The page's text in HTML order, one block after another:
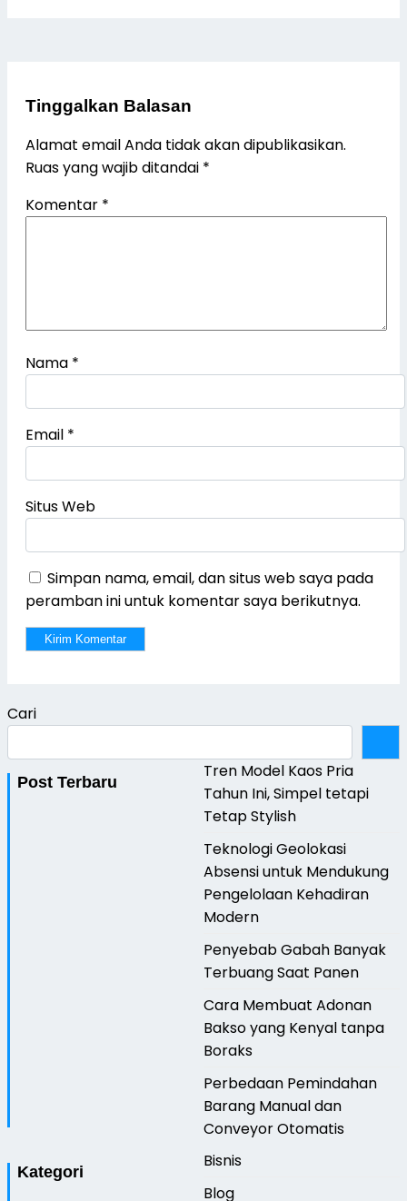
Tinggalkan Balasan
Alamat email Anda tidak akan dipublikasikan.
Ruas yang wajib ditandai *
Komentar *
Nama *
Email *
Situs Web
Simpan nama, email, dan situs web saya pada
peramban ini untuk komentar saya berikutnya.
Cari
Post Terbaru
Tren Model Kaos Pria
Tahun Ini, Simpel tetapi
Tetap Stylish
Teknologi Geolokasi
Absensi untuk Mendukung
Pengelolaan Kehadiran
Modern
Penyebab Gabah Banyak
Terbuang Saat Panen
Cara Membuat Adonan
Bakso yang Kenyal tanpa
Boraks
Perbedaan Pemindahan
Barang Manual dan
Conveyor Otomatis
Kategori
Bisnis
Blog